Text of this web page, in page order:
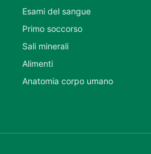
Esami del sangue
Primo soccorso
Sali minerali
Alimenti
Anatomia corpo umano